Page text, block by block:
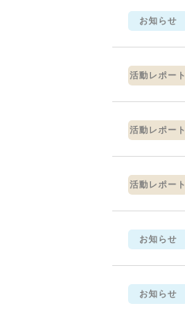
お知らせ
活動レポート
活動レポート
活動レポート
お知らせ
お知らせ